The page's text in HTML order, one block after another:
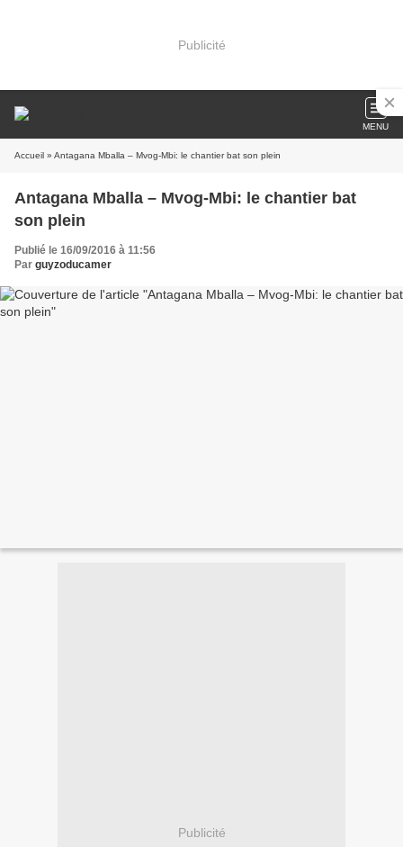
Publicité
MENU
Accueil » Antagana Mballa – Mvog-Mbi: le chantier bat son plein
Antagana Mballa – Mvog-Mbi: le chantier bat
son plein
Publié le 16/09/2016 à 11:56
Par guyzoducamer
Publicité